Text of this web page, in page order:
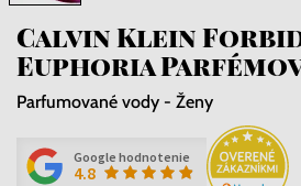
Calvin Klein
Euphoria
Parfumované vody - Ženy
Google hodnotenie
4.8